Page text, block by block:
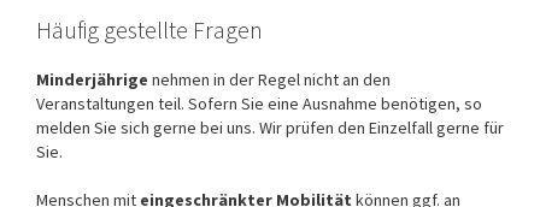
Häufig gestellte Fragen
Minderjährige nehmen in der Regel nicht an den
Veranstaltungen teil. Sofern Sie eine Ausnahme benötigen, so
melden Sie sich gerne bei uns. Wir prüfen den Einzelfall gerne für
Sie.
Menschen mit eingeschränkter Mobilität können ggf. an